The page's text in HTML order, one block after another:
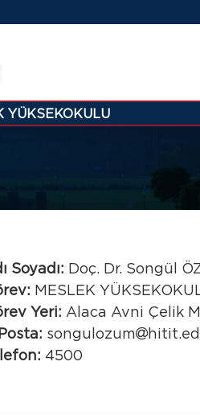
YÜKSEKOKULU
Soyadı: Doç. Dr. Songül
MESLEK
Yeri: Alaca Avni Çelik
songulozum
4500